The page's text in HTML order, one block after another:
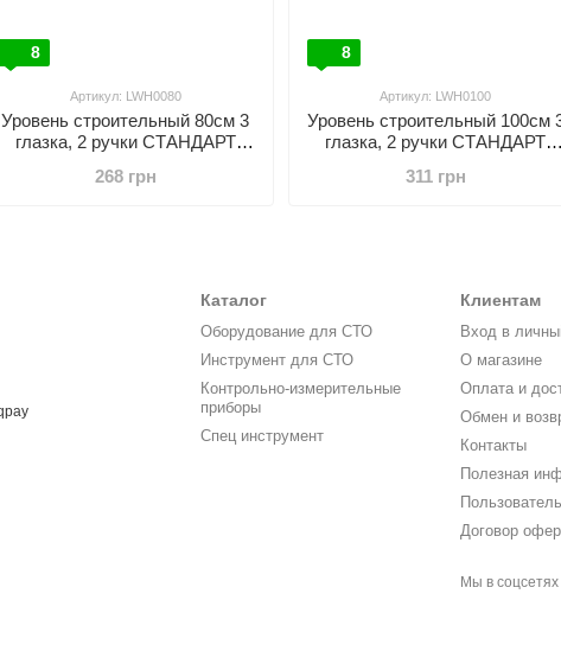
8
Артикул: LWH0080
Уровень строительный 80см 3
глазка, 2 ручки СТАНДАРТ
268 грн
8
Артикул: LWH0100
Уровень строительный 100см
глазка, 2 ручки СТАНДАРТ
311 грн
Каталог
Оборудование для СТО
Инструмент для СТО
Контрольно-измерительные
приборы
Спец инструмент
Клиентам
Вход в
О магазине
Оплата и
Обмен и
Контакты
Полезная
Договор
Мы в соцсетях